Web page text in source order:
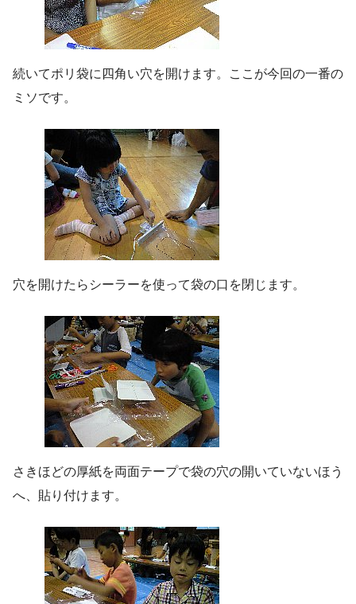
続いてポリ袋に四角い穴を開けます。ここが今回の一番の
ミソです。
穴を開けたらシーラーを使って袋の口を閉じます。
さきほどの厚紙を両面テープで袋の穴の開いていないほう
へ、貼り付けます。